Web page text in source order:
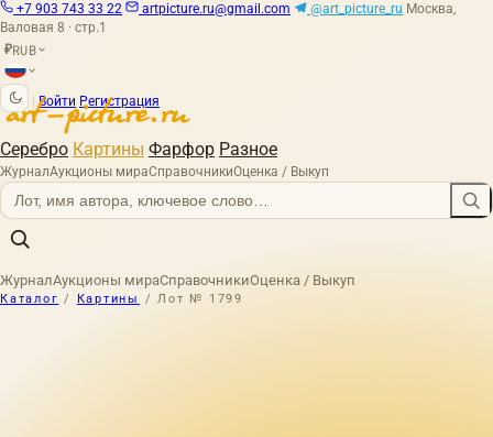
+7 903 743 33 22 artpicture.ru@gmail.com @art_picture_ru Москва,
Валовая 8 · стр.1
₽RUB
Войти Регистрация
Серебро Картины Фарфор Разное
ЖурналАукционы мираСправочникиОценка / Выкуп
ЖурналАукционы мираСправочникиОценка / Выкуп
Каталог / Картины / Лот № 1799